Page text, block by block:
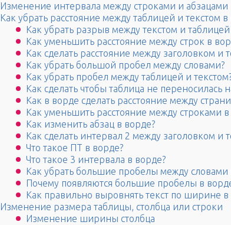
Изменение интервала между строками и абзацами
Как убрать расстояние между таблицей и текстом в
Как убрать разрыв между текстом и
Как уменьшить расстояние между строк в
Как сделать расстояние между заголовком и
Как убрать большой пробел между словами?
Как убрать пробел между таблицей и
Как сделать чтобы таблица не переносилась
Как в ворде сделать расстояние между
Как уменьшить расстояние между строками
Как изменить абзац в ворде?
Как сделать интервал 2 между заголовком и
Что такое ПТ в ворде?
Что такое 3 интервала в ворде?
Как убрать большие пробелы между словами
Почему появляются большие пробелы в
Как правильно выровнять текст по ширине в
Изменение размера таблицы, столбца или строки
Изменение ширины столбца